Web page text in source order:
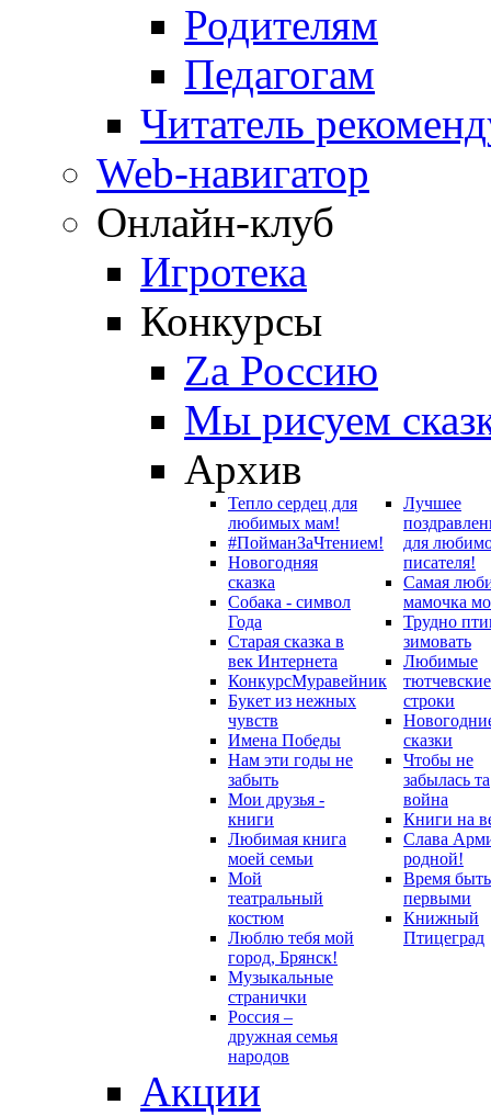
Родителям
Педагогам
Читатель
Web-навигатор
Онлайн-клуб
Игротека
Конкурсы
Zа Россию
Мы рисуем
Архив
Тепло сердец для
любимых мам!
#ПойманЗаЧтением!
Новогодняя
сказка
Собака - символ
Года
Старая сказка в
век Интернета
КонкурсМуравейник
Букет из нежных
чувств
Имена Победы
Нам эти годы не
забыть
Мои друзья -
книги
Любимая книга
моей семьи
Мой
театральный
костюм
Люблю тебя мой
город, Брянск!
Музыкальные
странички
Россия –
дружная семья
народов
Лучшее
для
писателя!
Самая
мамочка
Трудно
зимовать
Любимые
тютчевские
строки
сказки
Чтобы не
забылась та
война
Книги на
Слава
родной!
Время быть
первыми
Книжный
Птицеград
Акции